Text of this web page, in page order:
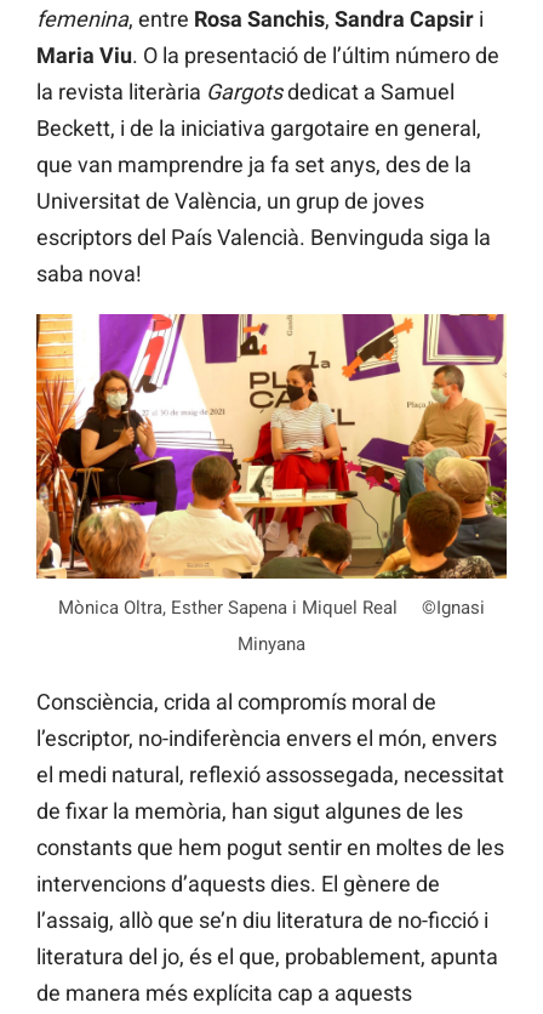
femenina, entre Rosa Sanchis, Sandra Capsir i
Maria Viu. O la presentació de l’últim número de
la revista literària Gargotsdedicat a Samuel
Beckett, i de la iniciativa gargotaire en general,
que van mamprendre ja fa set anys, des de la
Universitat de València, un grup de joves
escriptors del País Valencià. Benvinguda siga la
saba nova!
Mònica Oltra, Esther Sapena i Miquel Real ©Ignasi
Minyana
Consciència, crida al compromís moral de
l’escriptor, no-indiferència envers el món, envers
el medi natural, reflexió assossegada, necessitat
de fixar la memòria, han sigut algunes de les
constants que hem pogut sentir en moltes de les
intervencions d’aquests dies. El gènere de
l’assaig, allò que se’n diu literatura de no-ficció i
literatura del jo, és el que, probablement, apunta
de manera més explícita cap a aquests